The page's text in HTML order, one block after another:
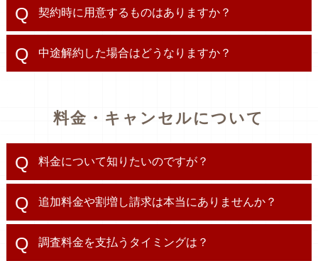
契約時に用意するものはありますか？
中途解約した場合はどうなりますか？
料金・キャンセルについて
料金について知りたいのですが？
追加料金や割増し請求は本当にありませんか？
調査料金を支払うタイミングは？